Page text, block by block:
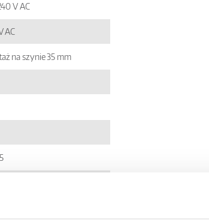
V AC
AC
na szynie 35 mm